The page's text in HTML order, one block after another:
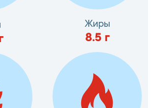
Жиры
8.5 г